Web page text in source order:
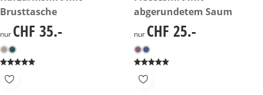
Brusttasche
CHF 35.-
nur CHF 35.-
abgerundetem Saum
CHF 25.-
nur CHF 25.-